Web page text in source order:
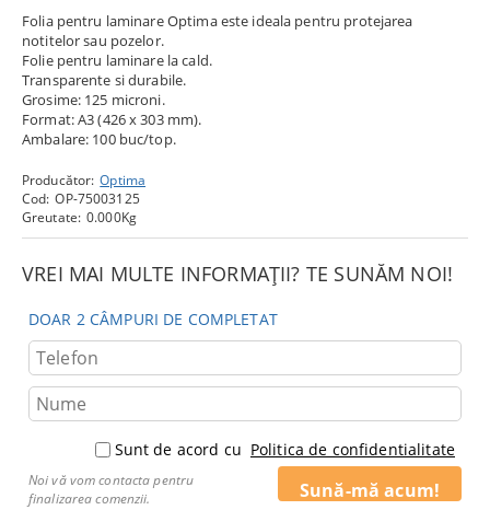
Folia pentru laminare Optima este ideala pentru protejarea
notitelor sau pozelor.
Folie pentru laminare la cald.
Transparente si durabile.
Grosime: 125 microni.
Format: A3 (426 x 303 mm).
Ambalare: 100 buc/top.
Producător: Optima
Cod: OP-75003125
Greutate: 0.000Kg
VREI MAI MULTE INFORMAȚII? TE SUNĂM NOI!
DOAR 2 CÂMPURI DE COMPLETAT
Sunt de acord cu Politica de confidentialitate
Noi vă vom contacta pentru
finalizarea comenzii.